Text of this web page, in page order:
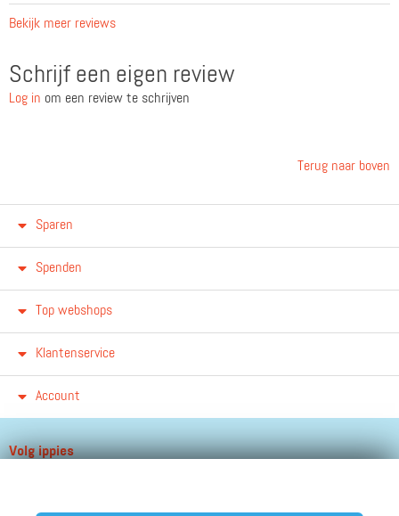
Bekijk meer reviews
Schrijf een eigen review
Log in om een review te schrijven
Terug naar boven
Sparen
Spenden
Top webshops
Klantenservice
Account
Volg ippies